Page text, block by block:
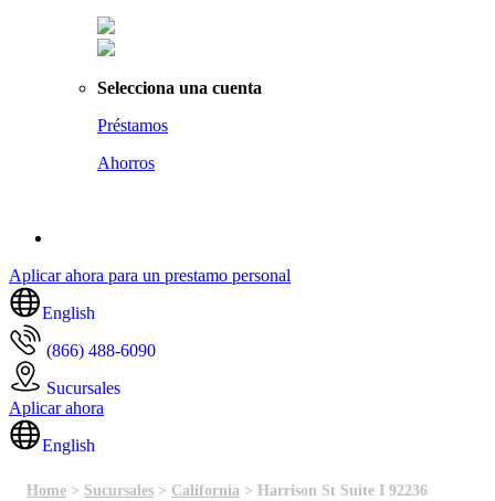
Selecciona una cuenta
Préstamos
Ahorros
Aplicar ahora para un prestamo personal
English
(866) 488-6090
Sucursales
Aplicar ahora
English
Home > Sucursales > California > Harrison St Suite I 92236